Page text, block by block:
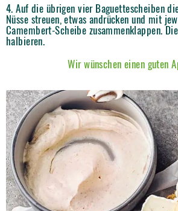
4. Auf die übrigen vier Baguettescheiben
Nüsse streuen, etwas andrücken und mit
Camembert-Scheibe zusammenklappen.
halbieren.
Wir wünschen einen guten